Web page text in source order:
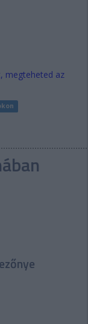
megteheted az